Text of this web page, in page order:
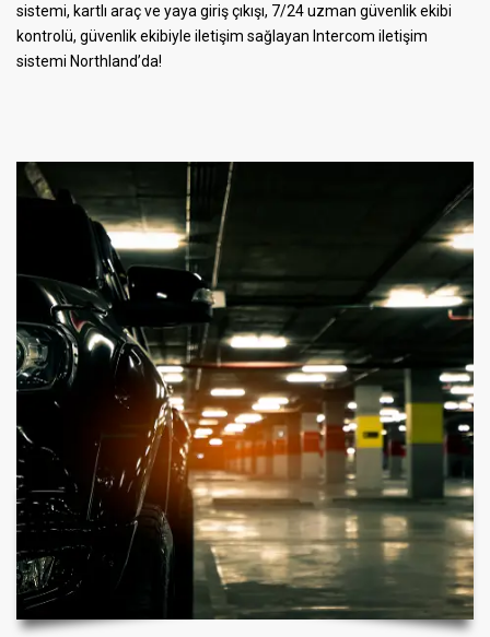
sistemi, kartlı araç ve yaya giriş çıkışı, 7/24 uzman güvenlik ekibi
kontrolü, güvenlik ekibiyle iletişim sağlayan Intercom iletişim
sistemi Northland’da!